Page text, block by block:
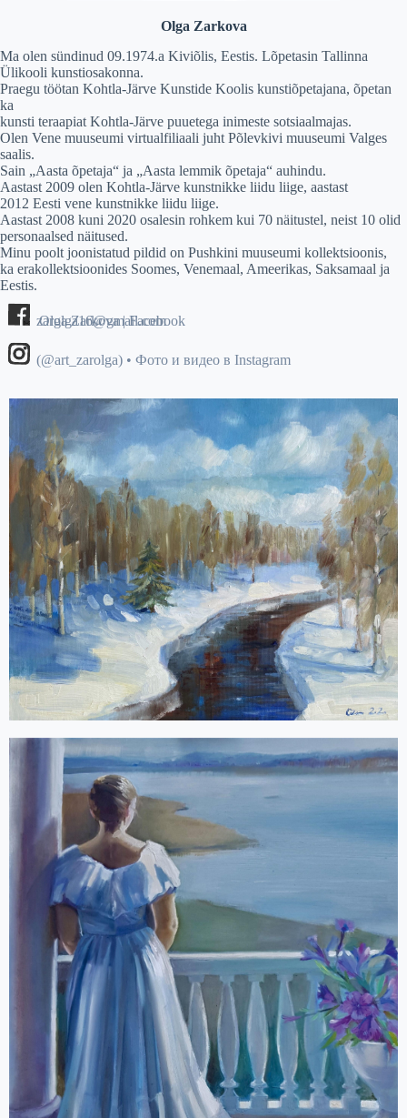
Olga Zarkova
Ma olen sündinud 09.1974.a Kiviõlis, Eestis. Lõpetasin Tallinna
Ülikooli kunstiosakonna.
Praegu töötan Kohtla-Järve Kunstide Koolis kunstiõpetajana, õpetan
ka
kunsti teraapiat Kohtla-Järve puuetega inimeste sotsiaalmajas.
Olen Vene muuseumi virtualfiliaali juht Põlevkivi muuseumi Valges
saalis.
Sain „Aasta õpetaja“ ja „Aasta lemmik õpetaja“ auhindu.
Aastast 2009 olen Kohtla-Järve kunstnikke liidu liige, aastast
2012 Eesti vene kunstnikke liidu liige.
Aastast 2008 kuni 2020 osalesin rohkem kui 70 näitustel, neist 10 olid
personaalsed näitused.
Minu poolt joonistatud pildid on Pushkini muuseumi kollektsioonis,
ka erakollektsioonides Soomes, Venemaal, Ameerikas, Saksamaal ja
Eestis.
zarolga16@gmail.com
Olga Zarkova | Facebook
(@art_zarolga) • Фото и видео в Instagram